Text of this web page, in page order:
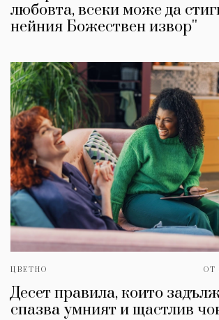
любовта, всеки може да
нейния Божествен извор''
ЦВЕТНО ОТ
Десет правила, които
спазва умният и щастлив